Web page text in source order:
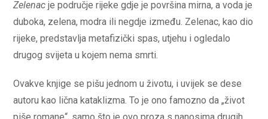
Zelenac je područje rijeke gdje je površina mirna, a voda je
duboka, zelena, modra ili negdje između. Zelenac, kao dio
rijeke, predstavlja metafizički spas, utjehu i ogledalo
drugog svijeta u kojem nema smrti.
Ovakve knjige se pišu jednom u životu, i uvijek se dese
autoru kao lična kataklizma. To je ono famozno da „život